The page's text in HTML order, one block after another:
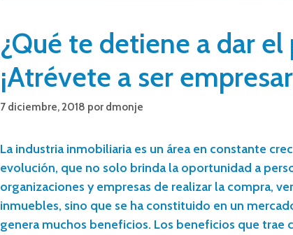
¿Qué te detiene a dar el
¡Atrévete a ser
7 diciembre, 2018 por dmonje
La industria inmobiliaria es un área en constante
evolución, que no solo brinda la oportunidad a
organizaciones y empresas de realizar la compra,
inmuebles, sino que se ha constituido en un
genera muchos beneficios. Los beneficios que trae